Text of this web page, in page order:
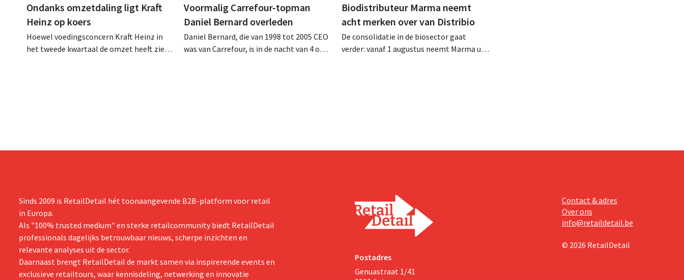
Ondanks omzetdaling ligt Kraft
Heinz op koers
Hoewel voedingsconcern Kraft Heinz in
het tweede kwartaal de omzet heeft zien
Voormalig Carrefour-topman
Daniel Bernard overleden
Daniel Bernard, die van 1998 tot 2005 CEO
was van Carrefour, is in de nacht van 4 op 5
Biodistributeur Marma neemt
acht merken over van Distribio
De consolidatie in de biosector gaat
verder: vanaf 1 augustus neemt Marma uit
Sinds 2009 is RetailDetail hét toonaangevende B2B-platform voor retail
in Europa.
Als "100% trusted medium" en sterke retailcommunity biedt RetailDetail
professionals dagelijks betrouwbaar nieuws, scherpe inzichten en
relevante analyses uit de sector.
Daarnaast brengt RetailDetail de markt samen via inspirerende events en
exclusieve retailtours, waar kennisdeling, netwerking en innovatie
Postadres
Genuastraat 1/41
Contact & adres
Over ons
info@retaildetail.be
© 2026 RetailDetail